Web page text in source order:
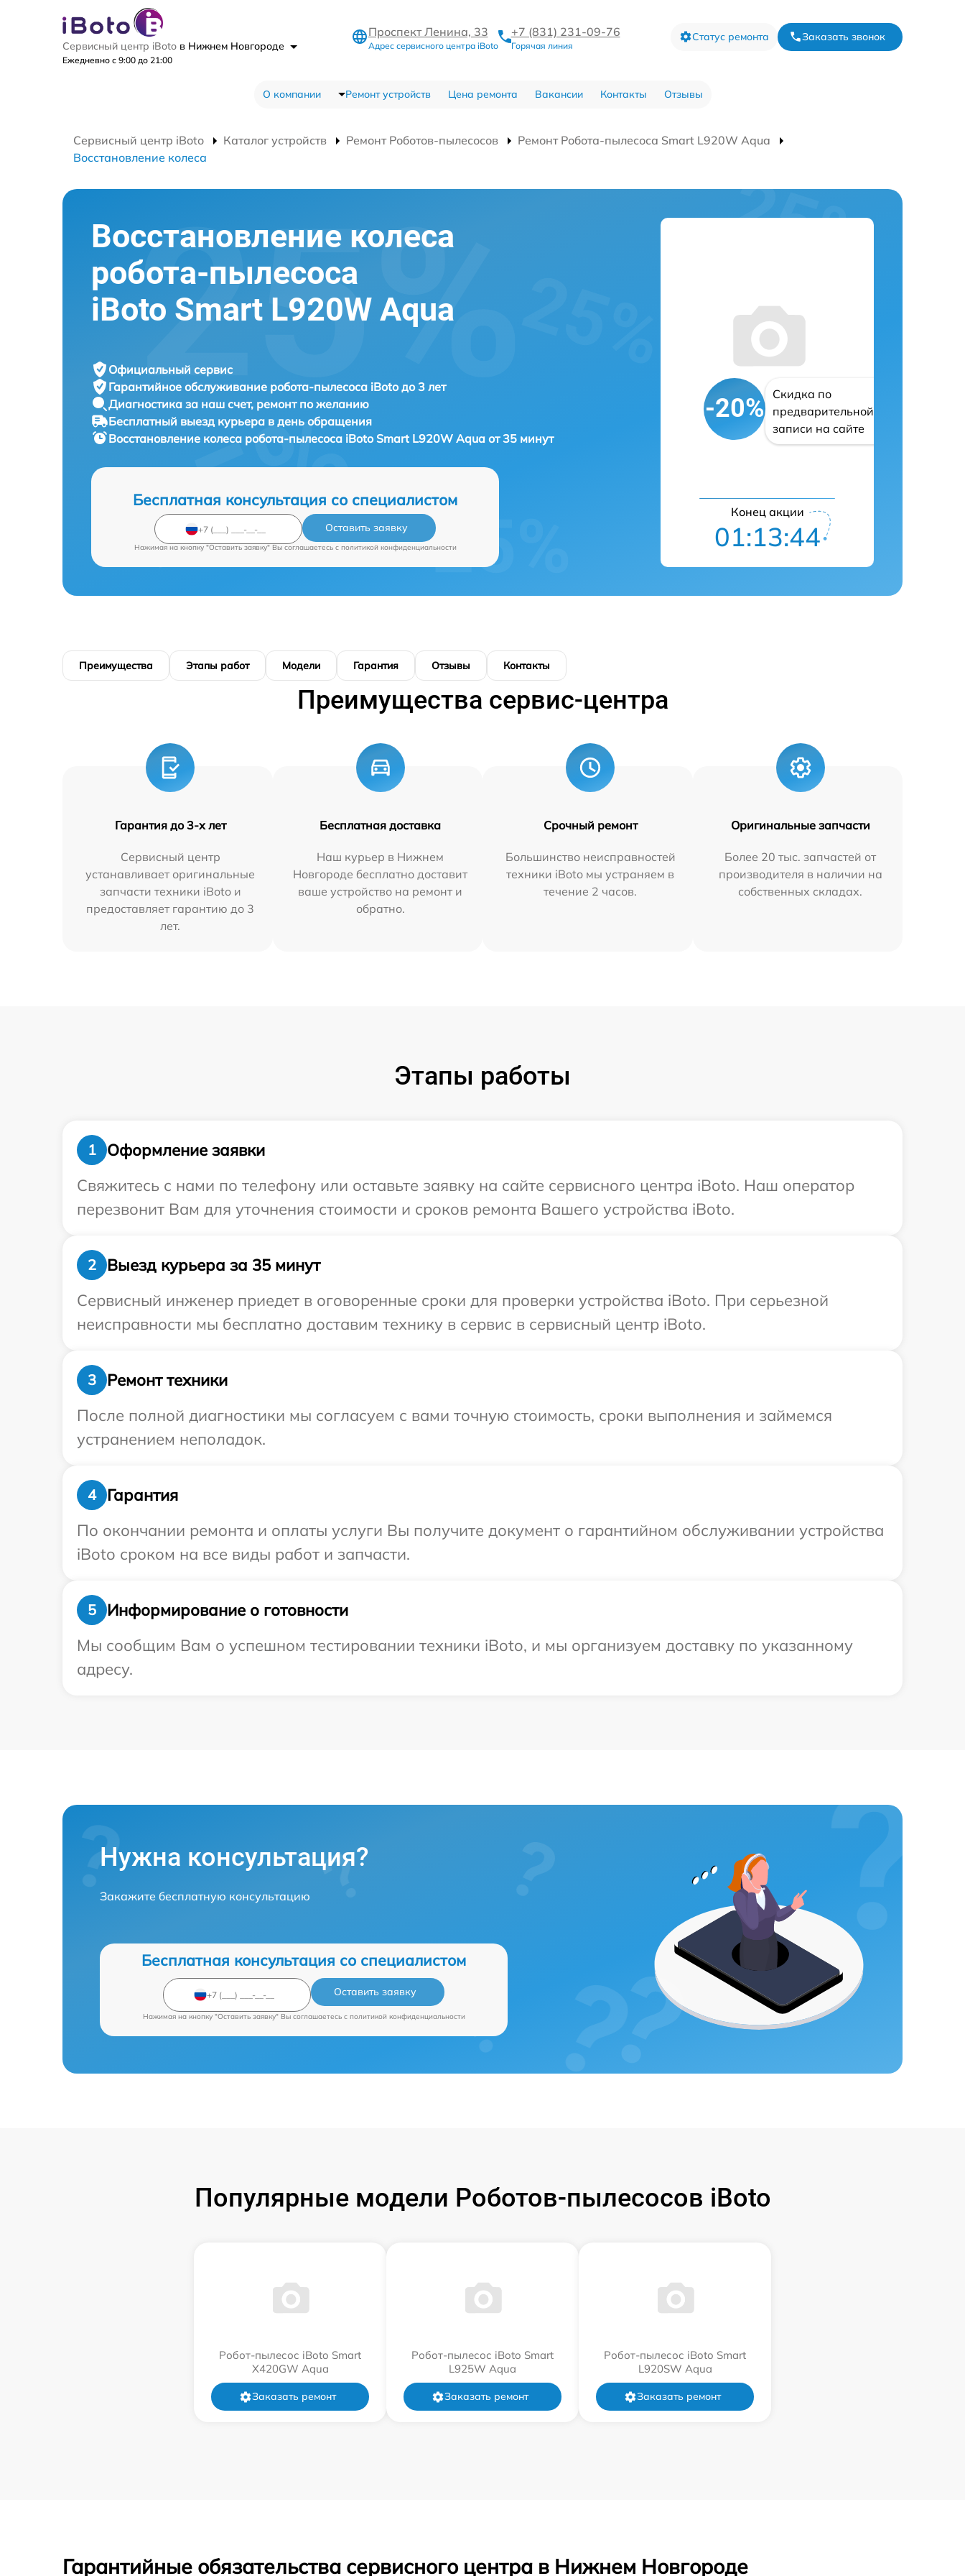
Сервисный центр iBoto в Нижнем Новгороде
Ежедневно с 9:00 до 21:00
Проспект Ленина, 33
Адрес сервисного центра iBoto
+7 (831) 231-09-76
Горячая линия
Статус ремонта Заказать звонок
О компании Ремонт устройств Цена ремонта Вакансии Контакты Отзывы
Сервисный центр iBoto Каталог устройств Ремонт Роботов-пылесосов
Ремонт Робота-пылесоса Smart L920W Aqua
Восстановление колеса
Восстановление колеса
робота-пылесоса
iBoto Smart L920W Aqua
Официальный сервис
Гарантийное обслуживание робота-пылесоса iBoto до 3 лет
Диагностика за наш счет, ремонт по желанию
Бесплатный выезд курьера в день обращения
Восстановление колеса робота-пылесоса iBoto Smart L920W Aqua от 35 минут
Бесплатная консультация со специалистом
Оставить заявку
Нажимая на кнопку "Оставить заявку" Вы соглашаетесь c политикой конфиденциальности
-20%
Скидка по
предварительной
записи на сайте
Конец акции
01:13:43
Преимущества Этапы работ Модели Гарантия Отзывы Контакты
Преимущества сервис-центра
Гарантия до 3-х лет
Сервисный центр
устанавливает оригинальные
запчасти техники iBoto и
предоставляет гарантию до 3
лет.
Бесплатная доставка
Наш курьер в Нижнем
Новгороде бесплатно доставит
ваше устройство на ремонт и
обратно.
Срочный ремонт
Большинство неисправностей
техники iBoto мы устраняем в
течение 2 часов.
Оригинальные запчасти
Более 20 тыс. запчастей от
производителя в наличии на
собственных складах.
Этапы работы
1
Оформление заявки
Свяжитесь с нами по телефону или оставьте заявку на сайте сервисного центра iBoto. Наш оператор
перезвонит Вам для уточнения стоимости и сроков ремонта Вашего устройства iBoto.
2
Выезд курьера за 35 минут
Сервисный инженер приедет в оговоренные сроки для проверки устройства iBoto. При серьезной
неисправности мы бесплатно доставим технику в сервис в сервисный центр iBoto.
3
Ремонт техники
После полной диагностики мы согласуем с вами точную стоимость, сроки выполнения и займемся
устранением неполадок.
4
Гарантия
По окончании ремонта и оплаты услуги Вы получите документ о гарантийном обслуживании устройства
iBoto сроком на все виды работ и запчасти.
5
Информирование о готовности
Мы сообщим Вам о успешном тестировании техники iBoto, и мы организуем доставку по указанному
адресу.
Нужна консультация?
Закажите бесплатную консультацию
Бесплатная консультация со специалистом
Оставить заявку
Нажимая на кнопку "Оставить заявку" Вы соглашаетесь c политикой конфиденциальности
Популярные модели Роботов-пылесосов iBoto
Робот-пылесос iBoto Smart
Х420GW Aqua
Заказать ремонт
Робот-пылесос iBoto Smart
L925W Aqua
Заказать ремонт
Робот-пылесос iBoto Smart
L920SW Aqua
Заказать ремонт
Гарантийные обязательства сервисного центра в Нижнем Новгороде